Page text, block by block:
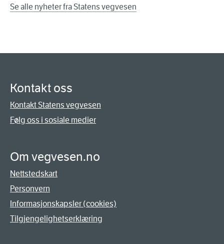
Se alle nyheter fra Statens vegvesen
Kontakt oss
Kontakt Statens vegvesen
Følg oss i sosiale medier
Om vegvesen.no
Nettstedskart
Personvern
Informasjonskapsler (cookies)
Tilgjengelighetserklæring